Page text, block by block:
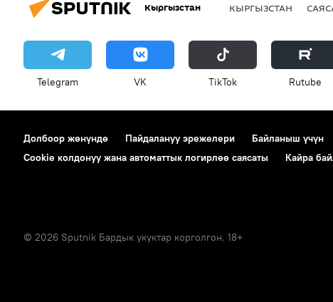
Кыргызстан КЫРГЫЗСТАН
Telegram VK ТikТоk Rutube
Долбоор жөнүндө Пайдалануу эрежелери Байланыш үчүн
Cookie колдонуу жана автоматтык логирлөө саясаты
Кайра
© 2026 Sputnik Бардык укуктар корголгон. 18+